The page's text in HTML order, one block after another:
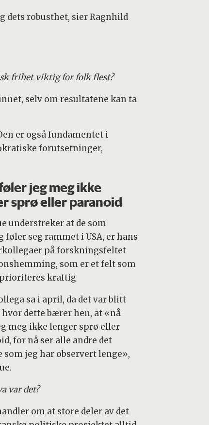
dets robusthet, sier Ragnhild
frihet viktig for folk flest?
selv om resultatene kan ta
er også fundamentet i
forutsetninger,
jeg meg ikke
sprø eller paranoid
understreker at de som
føler seg rammet i USA, er hans
på forskningsfeltet
som er et felt som
kraftig
sa i april, da det var blitt
dette bærer hen, at «nå
meg ikke lenger sprø eller
for nå ser alle andre det
som jeg har observert lenge»,
var det?
om at store deler av det